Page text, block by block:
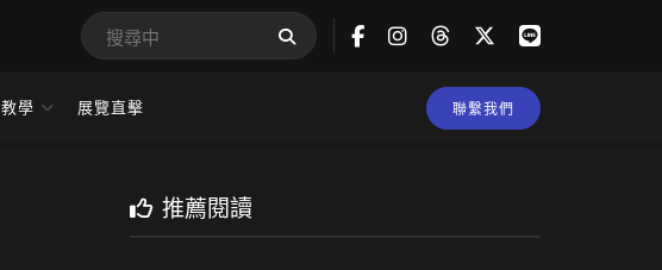
教學 展覽直擊 聯繫我們
推薦閱讀